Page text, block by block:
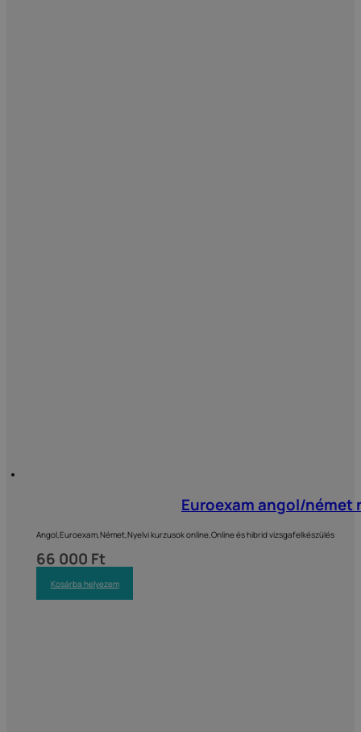
Euroexam angol/
Angol,Euroexam,Német,Nyelvi kurzusok online,Online és hibrid vizsgafelkészülés
66 000 Ft
Kosárba helyezem